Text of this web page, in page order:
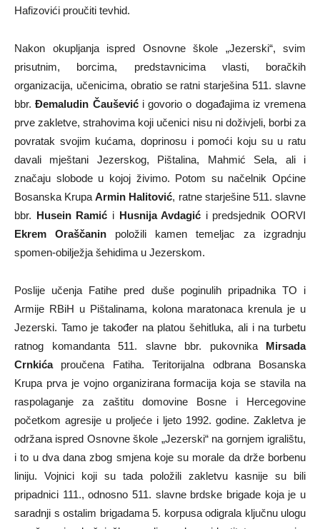
Hafizovići proučiti tevhid.
Nakon okupljanja ispred Osnovne škole „Jezerski“, svim
prisutnim, borcima, predstavnicima vlasti, boračkih
organizacija, učenicima, obratio se ratni starješina 511. slavne
bbr.Đemaludin Čauševići govorio o događajima iz vremena
prve zakletve, strahovima koji učenici nisu ni doživjeli, borbi za
povratak svojim kućama, doprinosu i pomoći koju su u ratu
davali mještani Jezerskog, Pištalina, Mahmić Sela, ali i
značaju slobode u kojoj živimo. Potom su načelnik Općine
Bosanska KrupaArmin Halitović, ratne starješine 511. slavne
bbr. Husein Ramić i Husnija Avdagić i predsjednik OORVI
Ekrem Oraščanin položili kamen temeljac za izgradnju
spomen-obilježja šehidima u Jezerskom.
Poslije učenja Fatihe pred duše poginulih pripadnika TO i
Armije RBiH u Pištalinama, kolona maratonaca krenula je u
Jezerski. Tamo je također na platou šehitluka, ali i na turbetu
ratnog komandanta 511. slavne bbr. pukovnika Mirsada
Crnkićaproučena Fatiha. Teritorijalna odbrana Bosanska
Krupa prva je vojno organizirana formacija koja se stavila na
raspolaganje za zaštitu domovine Bosne i Hercegovine
početkom agresije u proljeće i ljeto 1992. godine. Zakletva je
održana ispred Osnovne škole „Jezerski“ na gornjem igralištu,
i to u dva dana zbog smjena koje su morale da drže borbenu
liniju. Vojnici koji su tada položili zakletvu kasnije su bili
pripadnici 111., odnosno 511. slavne brdske brigade koja je u
saradnji s ostalim brigadama 5. korpusa odigrala ključnu ulogu